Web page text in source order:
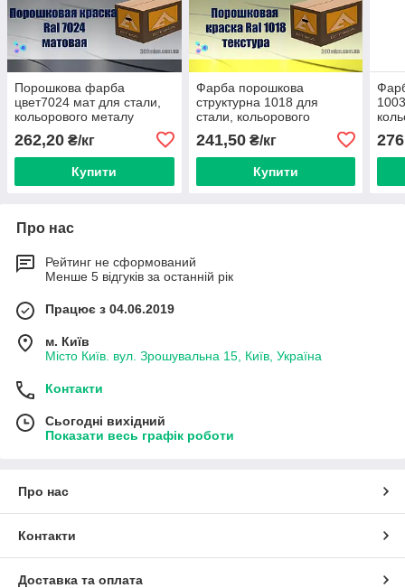
Порошкова фарба
цвет7024 мат для стали,
кольорового металу
алюмінію бронзи, латуні
262,20 ₴/кг
Купити
Фарба порошкова
структурна 1018 для
стали, кольорового
металу алюмінію бронзи,
латуні
241,50₴/кг
Купити
276
Про нас
Рейтинг не сформований
Менше 5 відгуків за останній рік
Працює з 04.06.2019
м. Київ
Місто Київ. вул. Зрошувальна 15, Київ, Україна
Контакти
Сьогодні вихідний
Показати весь графік роботи
Про нас
Контакти
Доставка та оплата